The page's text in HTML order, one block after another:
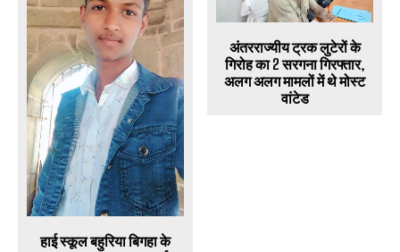
हाई स्कूल बहुरिया बिगहा के
अंतरराज्यीय ट्रक लुटेरों के
गिरोह का 2 सरगना गिरफ्तार,
अलग अलग मामलों में थे मोस्ट
वांटेड